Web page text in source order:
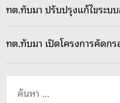
ทต.ทับมา ปรับปรุงแก้ไขระบ
ทต.ทับมา เปิดโครงการคัดก